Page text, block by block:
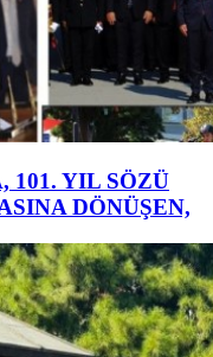
101. YIL SÖZÜ
DÖNÜŞEN,